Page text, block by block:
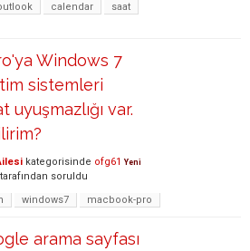
calendar
saat
Windows 7
sistemleri
uyuşmazlığı var.
kategorisinde ofg61 Yeni
tarafından soruldu
windows7 macbook-pro
arama sayfası